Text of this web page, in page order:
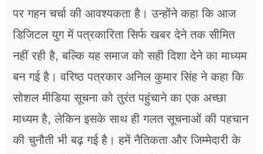
पर गहन चर्चा की आवश्यकता है। उन्होंने कहा कि आज
डिजिटल युग में पत्रकारिता सिर्फ खबर देने तक सीमित
नहीं रही है, बल्कि यह समाज को सही दिशा देने का माध्यम
बन गई है। वरिष्ठ पत्रकार अनिल कुमार सिंह ने कहा कि
सोशल मीडिया सूचना को तुरंत पहुंचाने का एक अच्छा
माध्यम है, लेकिन इसके साथ ही गलत सूचनाओं की पहचान
की चुनौती भी बढ़ गई है। हमें नैतिकता और जिम्मेदारी के